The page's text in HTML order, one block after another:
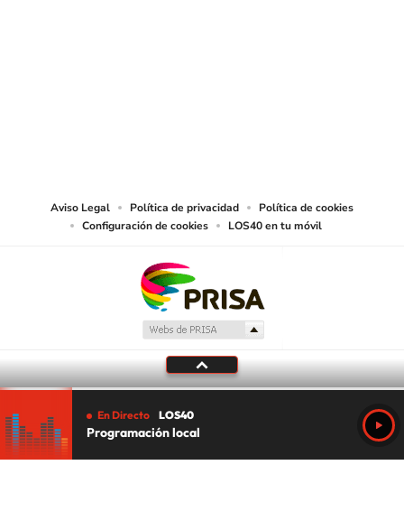
Aviso Legal Política de privacidad
Política de cookies
Configuración de cookies
LOS40 en tu móvil
En Directo LOS40
Programación local